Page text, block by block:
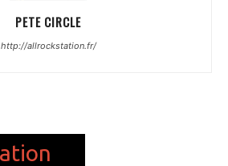
PETE CIRCLE
http://allrockstation.fr/